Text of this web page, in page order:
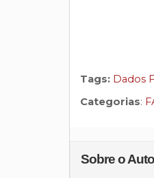
Tags: Dados
Categorias:
Sobre o